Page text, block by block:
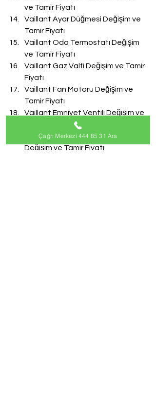
ve Tamir Fiyatı
Vaillant Ayar Düğmesi Değişim ve
Tamir Fiyatı
Vaillant Oda Termostatı Değişim
ve Tamir Fiyatı
Vaillant Gaz Valfi Değişim ve Tamir
Fiyatı
Vaillant Fan Motoru Değişim ve
Tamir Fiyatı
Vaillant Emniyet Ventili Değişim ve
Vaillant Doldurma Musluğu
Değişim ve Tamir Fiyatı
Çağrı Merkezi 444 85 31 Ara